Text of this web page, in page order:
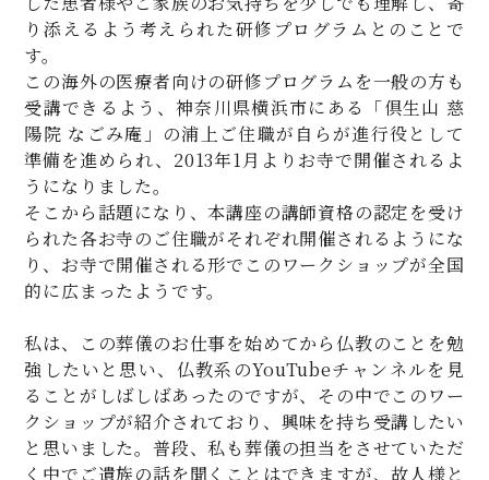
り添えるよう考えられた研修プログラムとのことで
す。
この海外の医療者向けの研修プログラムを一般の方も
受講できるよう、神奈川県横浜市にある「倶生山 慈
陽院 なごみ庵」の浦上ご住職が自らが進行役として
準備を進められ、2013年1月よりお寺で開催されるよ
うになりました。
そこから話題になり、本講座の講師資格の認定を受け
られた各お寺のご住職がそれぞれ開催されるようにな
り、お寺で開催される形でこのワークショップが全国
的に広まったようです。
私は、この葬儀のお仕事を始めてから仏教のことを勉
強したいと思い、仏教系のYouTubeチャンネルを見
ることがしばしばあったのですが、その中でこのワー
クショップが紹介されており、興味を持ち受講したい
と思いました。普段、私も葬儀の担当をさせていただ
く中でご遺族の話を聞くことはできますが、故人様と